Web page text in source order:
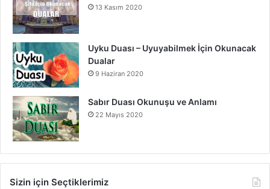
13 Kasım 2020
Uyku Duası – Uyuyabilmek İçin Okunacak
Dualar
9 Haziran 2020
Sabır Duası Okunuşu ve Anlamı
22 Mayıs 2020
Sizin için Seçtiklerimiz